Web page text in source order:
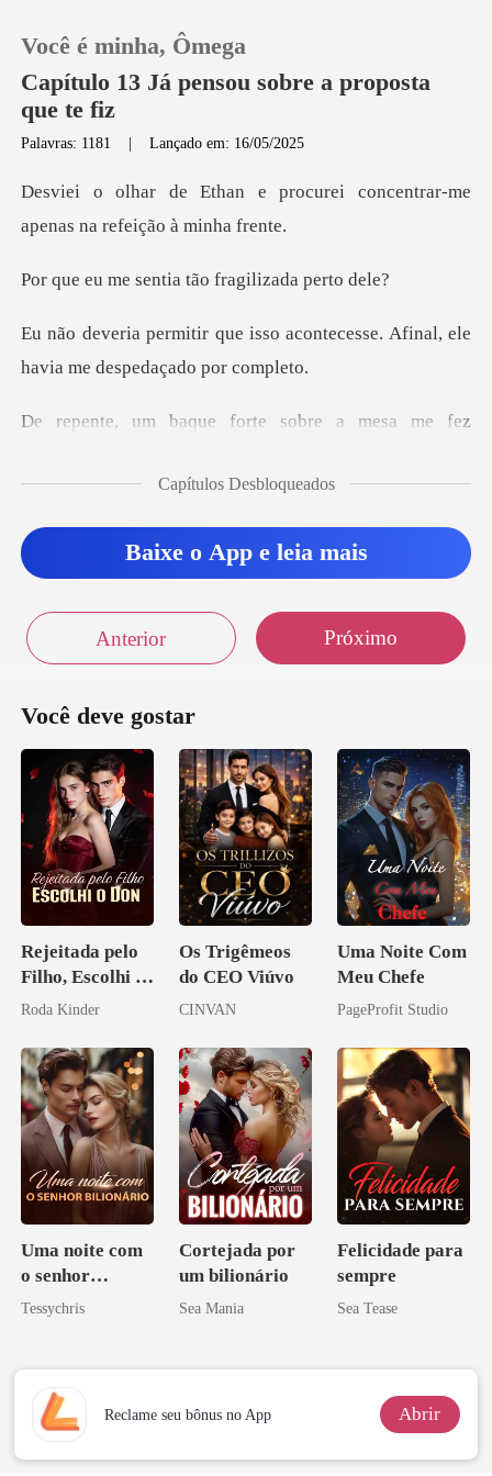
Loja
Histórico
Baixar App
Você é minha, Ômega
Capítulo 13 Já pensou sobre a proposta
que te fiz
Palavras: 1181 |Lançado em: 16/05/2025
rocurei concentrar-me
apenas
ntia tão fragili
o acontecesse. Afinal, ele
havi
mesa me fez
Capítulos Desbloqueados
Baixe o App e leia mais
Anterior Próximo
Você deve gostar
Rejeitada pelo
Filho, Escolhi o
Don
Roda Kinder
Os Trigêmeos
do CEO Viúvo
CINVAN
Uma Noite Com
Meu Chefe
PageProfit Studio
Uma noite com
o senhor
Bilionário
Tessychris
Cortejada por
um bilionário
Sea Mania
Felicidade para
sempre
Sea Tease
Reclame seu bônus no App Abrir